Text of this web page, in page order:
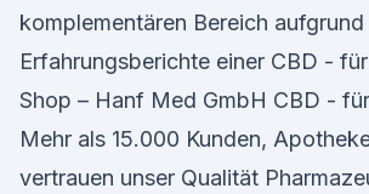
komplementären Bereich
Erfahrungsberichte einer CBD -
Shop – Hanf Med GmbH CBD -
Mehr als 15.000 Kunden,
vertrauen unser Qualität